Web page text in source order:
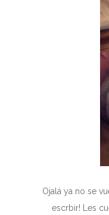
Ojalá ya no se
escrbir! Les